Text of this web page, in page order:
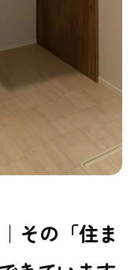
その「住ま